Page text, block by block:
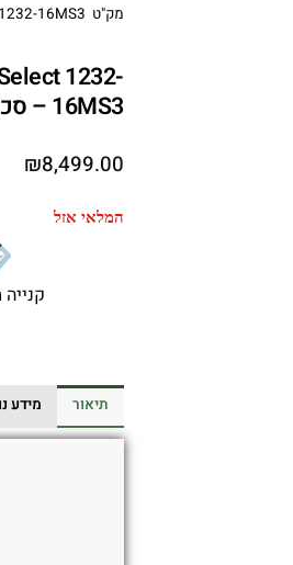
מק"ט 1232-16MS3
1232-
16MS3 – סכין אוטומטית בצבע שחור / סגול דמסקוס
₪8,499.00
המלאי אזל
תיאור מידע